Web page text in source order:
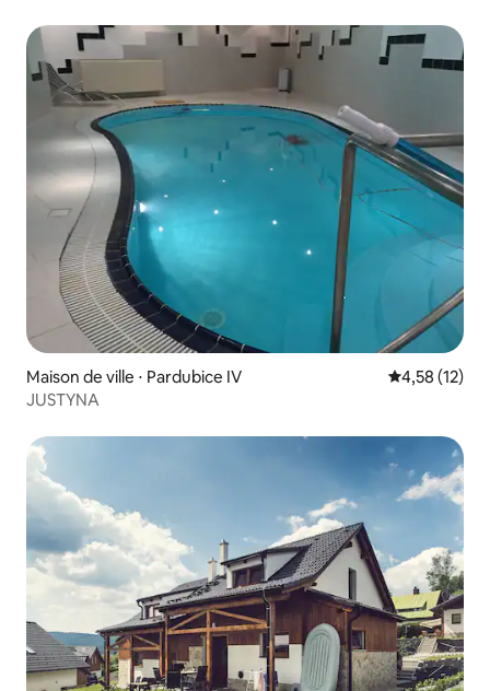
Maison de ville ⋅ Pardubice IV Évaluation
4,58 (12)
JUSTYNA